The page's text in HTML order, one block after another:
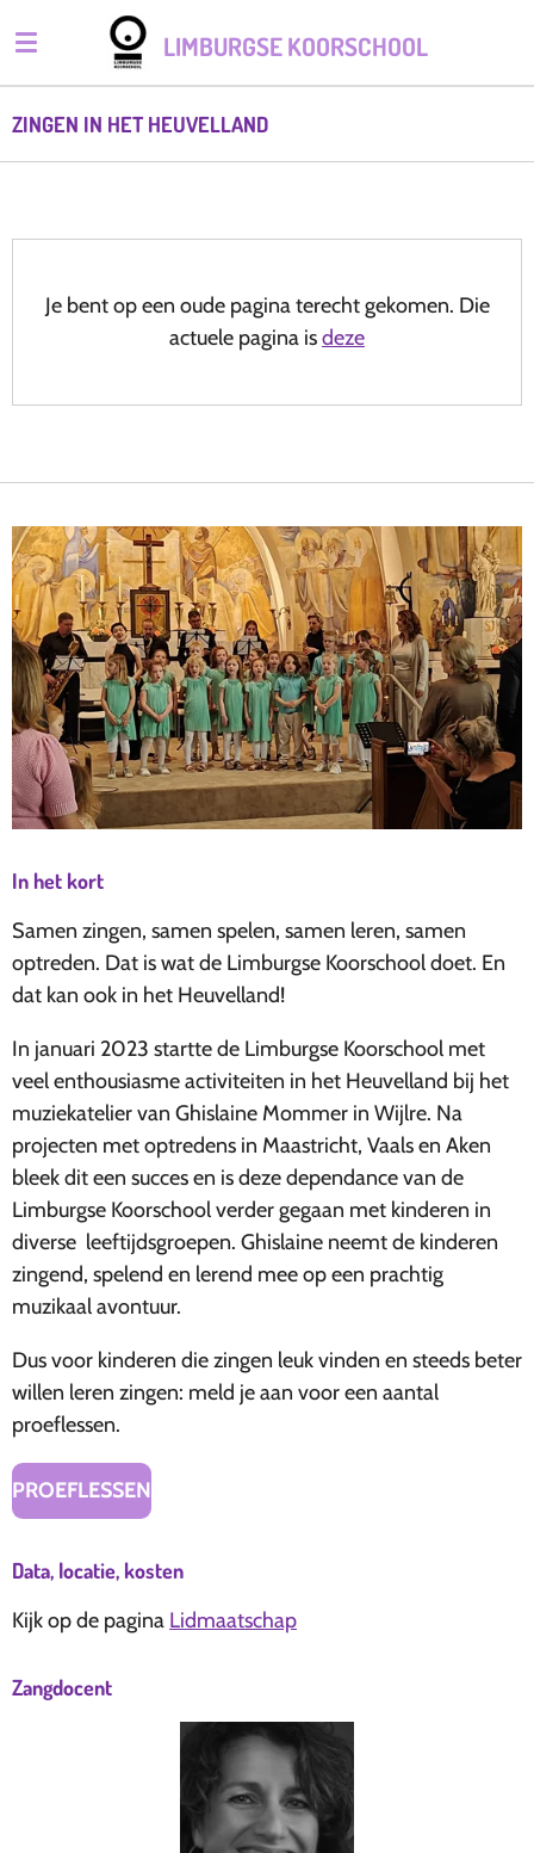
Ga
direct
naar
de
hoofdinhoud
LIMBURGSE KOORSCHOOL
ZINGEN IN HET HEUVELLAND
Je bent op een oude pagina terecht gekomen. Die
actuele pagina isdeze
In het kort
Samen zingen, samen spelen, samen leren, samen
optreden. Dat is wat de Limburgse Koorschool doet. En
dat kan ook in het Heuvelland!
In januari 2023 startte de Limburgse Koorschool met
veel enthousiasme activiteiten in het Heuvelland bij het
muziekatelier van Ghislaine Mommer in Wijlre. Na
projecten met optredens in Maastricht, Vaals en Aken
bleek dit een succes en is deze dependance van de
Limburgse Koorschool verder gegaan met kinderen in
diverse leeftijdsgroepen. Ghislaine neemt de kinderen
zingend, spelend en lerend mee op een prachtig
muzikaal avontuur.
Dus voor kinderen die zingen leuk vinden en steeds beter
willen leren zingen: meld je aan voor een aantal
proeflessen.
PROEFLESSEN
Data, locatie, kosten
Kijk op de pagina Lidmaatschap
Zangdocent